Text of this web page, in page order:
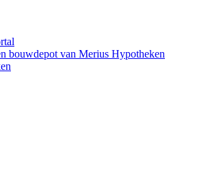
bouwdepot van Merius Hypotheken